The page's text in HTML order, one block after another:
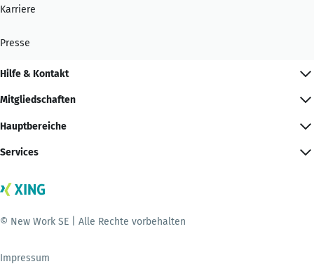
Karriere
Presse
Hilfe & Kontakt
Mitgliedschaften
Hauptbereiche
Services
© New Work SE | Alle Rechte vorbehalten
Impressum